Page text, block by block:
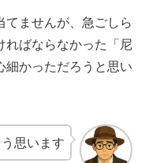
ませんが、急ごしら
ればならなかった「尼
かっただろうと思い
思います